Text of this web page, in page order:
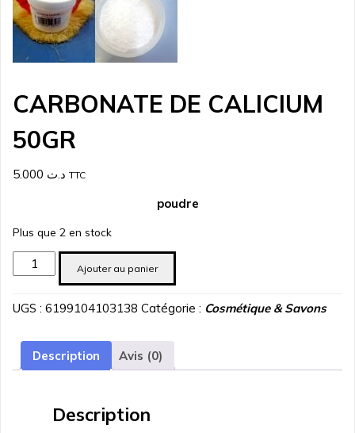
CARBONATE DE CALICIUM
50GR
د.ت TTC
poudre
Plus que 2 en stock
quantité
de
DE
50GR
Ajouter au panier
UGS : 6199104103138 Catégorie : Cosmétique & Savons
Description Avis (0)
Description